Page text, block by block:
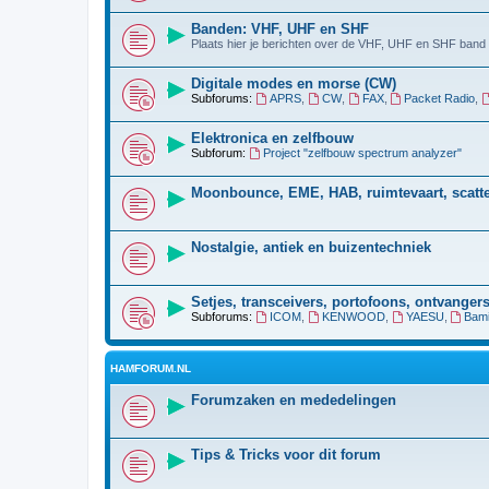
Banden: VHF, UHF en SHF
Plaats hier je berichten over de VHF, UHF en SHF
Digitale modes en morse (CW)
Subforums: APRS, CW, FAX, Packet Radio
Elektronica en zelfbouw
Subforum: Project "zelfbouw spectrum analyzer"
Moonbounce, EME, HAB, ruimtevaart,
Nostalgie, antiek en buizentechniek
Setjes, transceivers, portofoons,
Subforums: ICOM, KENWOOD, YAESU
HAMFORUM.NL
Forumzaken en mededelingen
Tips & Tricks voor dit forum